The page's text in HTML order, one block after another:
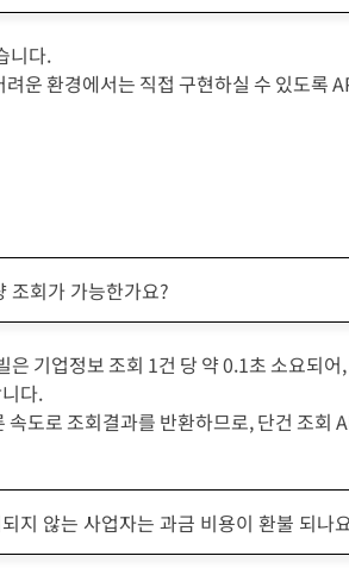
니다.
려운 환경에서는 직접 구현하실 수 있도록
조회가 가능한가요?
은 기업정보 조회 1건 당 약 0.1초 소요되
다.
속도로 조회결과를 반환하므로, 단건 조회
지 않는 사업자는 과금 비용이 환불 되나